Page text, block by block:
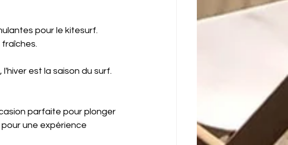
pour le kitesurf.
l'hiver est la saison du surf.
parfaite pour plonger
une expérience